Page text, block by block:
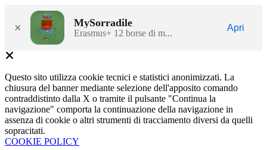
× MySorradile
Erasmus+ 12 borse di m...
Apri
Questo sito utilizza cookie tecnici e statistici anonimizzati. La
chiusura del banner mediante selezione dell'apposito comando
contraddistinto dalla X o tramite il pulsante "Continua la
navigazione" comporta la continuazione della navigazione in
assenza di cookie o altri strumenti di tracciamento diversi da quelli
sopracitati.
COOKIE POLICY